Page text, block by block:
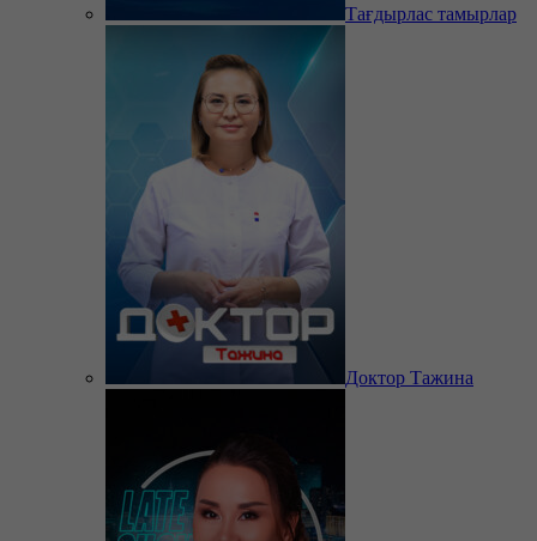
Тағдырлас тамырлар
Доктор Тажина